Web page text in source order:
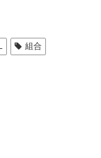
組合